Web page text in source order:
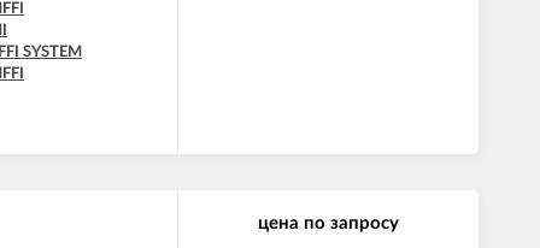
SYSTEM
SYSTEM
цена по запросу